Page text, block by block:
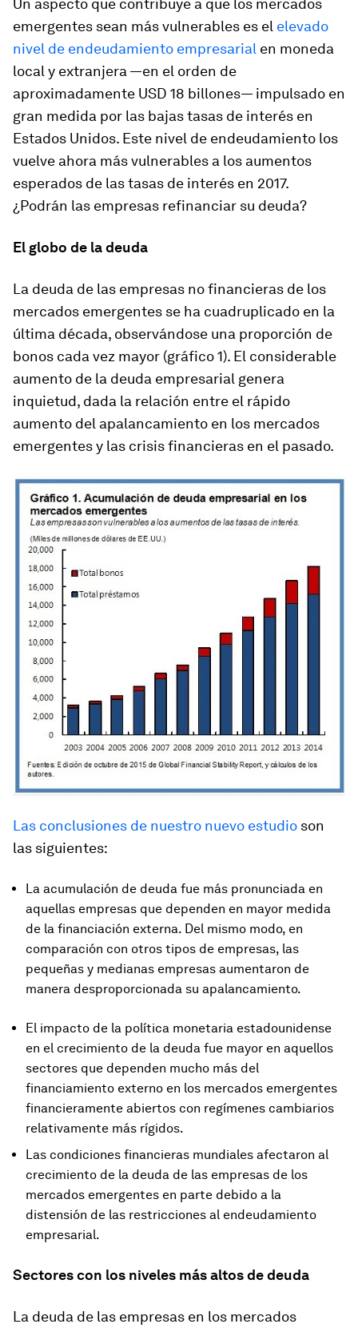
Un aspecto que contribuye a que los mercados
emergentes sean más vulnerables es el elevado
nivel de endeudamiento empresarial en moneda
local y extranjera —en el orden de
aproximadamente USD 18 billones— impulsado en
gran medida por las bajas tasas de interés en
Estados Unidos. Este nivel de endeudamiento los
vuelve ahora más vulnerables a los aumentos
esperados de las tasas de interés en 2017.
¿Podrán las empresas refinanciar su deuda?
El globo de la deuda
La deuda de las empresas no financieras de los
mercados emergentes se ha cuadruplicado en la
última década, observándose una proporción de
bonos cada vez mayor (gráfico 1). El considerable
aumento de la deuda empresarial genera
inquietud, dada la relación entre el rápido
aumento del apalancamiento en los mercados
emergentes y las crisis financieras en el pasado.
Las conclusiones de nuestro nuevo estudio son
las siguientes:
La acumulación de deuda fue más pronunciada en
aquellas empresas que dependen en mayor medida
de la financiación externa. Del mismo modo, en
comparación con otros tipos de empresas, las
pequeñas y medianas empresas aumentaron de
manera desproporcionada su apalancamiento.
El impacto de la política monetaria estadounidense
en el crecimiento de la deuda fue mayor en aquellos
sectores que dependen mucho más del
financiamiento externo en los mercados emergentes
financieramente abiertos con regímenes cambiarios
relativamente más rígidos.
Las condiciones financieras mundiales afectaron al
crecimiento de la deuda de las empresas de los
mercados emergentes en parte debido a la
distensión de las restricciones al endeudamiento
empresarial.
Sectores con los niveles más altos de deuda
La deuda de las empresas en los mercados